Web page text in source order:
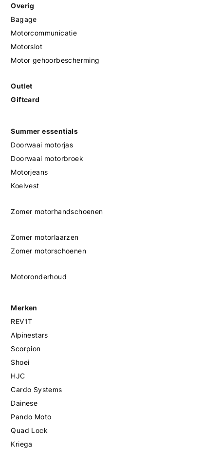
Overig
Bagage
Motorcommunicatie
Motorslot
Motor gehoorbescherming
Outlet
Giftcard
Summer essentials
Doorwaai motorjas
Doorwaai motorbroek
Motorjeans
Koelvest
Zomer motorhandschoenen
Zomer motorlaarzen
Zomer motorschoenen
Motoronderhoud
Merken
REV'IT
Alpinestars
Scorpion
Shoei
HJC
Cardo Systems
Dainese
Pando Moto
Quad Lock
Kriega